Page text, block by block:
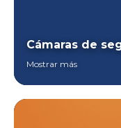
Cámaras de
Mostrar más